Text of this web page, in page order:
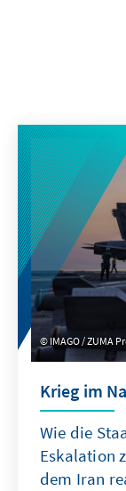
IMAGO / ZUMA
Krieg im
Wie die
Eskalation
dem Iran